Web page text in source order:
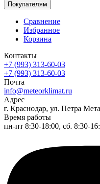
Покупателям
Сравнение
Избранное
Корзина
Контакты
+7 (993) 313-60-03
+7 (993) 313-60-03
Почта
info@meteorklimat.ru
Адрес
г. Краснодар, ул. Петра
Время работы
пн-пт 8:30-18:00, сб. 8:30-